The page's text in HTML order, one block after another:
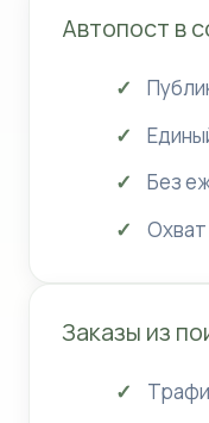
Автопост в
Без
Заказы из